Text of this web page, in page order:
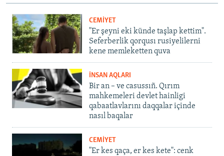
CEMİYET
"Er şeyni eki künde taşlap kettim".
Seferberlik qorqusı rusiyelilerni
kene memleketten quva
İNSAN AQLARI
Bir an – ve casussıñ. Qırım
mahkemeleri devlet hainligi
qabaatlavlarını daqqalar içinde
nasıl baqalar
CEMİYET
"Er kes qaça, er kes kete": cenk